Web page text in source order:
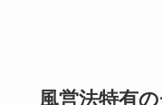
風営法特有